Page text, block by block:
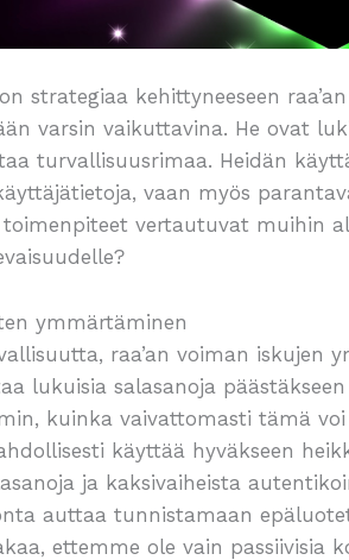
strategiaa kehittyneeseen
varsin vaikuttavina. He ovat
turvallisuusrimaa. Heidän
vaan myös
vertautuvat muihin
ymmärtäminen
raa’an voiman iskujen
lukuisia salasanoja
kuinka vaivattomasti tämä
käyttää hyväkseen
ja kaksivaiheista
auttaa tunnistamaan
ettemme ole vain passiivisia